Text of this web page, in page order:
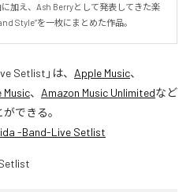
加え、Ash Berryとして発表してきた楽
Style”を一枚にまとめた作品。
Setlist 」は、 Apple Music、
Music、 Amazon Music Unlimitedなど
できる。
-Band-Live Setlist